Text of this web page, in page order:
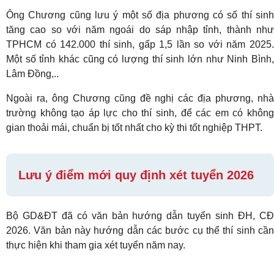
Ông Chương cũng lưu ý một số địa phương có số thí sinh
tăng cao so với năm ngoái do sáp nhập tỉnh, thành như
TPHCM có 142.000 thí sinh, gấp 1,5 lần so với năm 2025.
Một số tỉnh khác cũng có lượng thí sinh lớn như Ninh Bình,
Lâm Đồng,..
Ngoài ra, ông Chương cũng đề nghị các địa phương, nhà
trường không tạo áp lực cho thí sinh, để các em có không
gian thoải mái, chuẩn bị tốt nhất cho kỳ thi tốt nghiệp THPT.
Lưu ý điểm mới quy định xét tuyển 2026
Bộ GD&ĐT đã có văn bản hướng dẫn tuyển sinh ĐH, CĐ
2026. Văn bản này hướng dẫn các bước cụ thể thí sinh cần
thực hiện khi tham gia xét tuyển năm nay.